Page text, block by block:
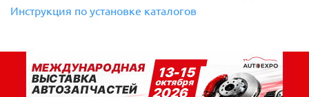
Инструкция по установке каталогов